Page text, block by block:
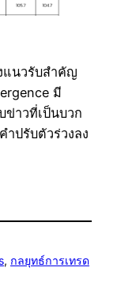
แนวรับสำคัญ
มี
าวที่เป็นบวก
ำปรับตัวร่วงลง
, กลยุทธ์การเทรด